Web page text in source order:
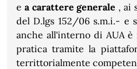
e a carattere generale , ai
del D.lgs 152/06 s.m.i.- e
anche all'interno di AUA è
pratica tramite la
territtorialmente